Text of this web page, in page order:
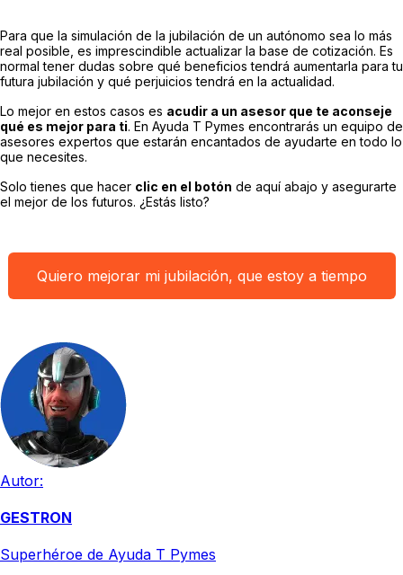
Para que la simulación de la jubilación de un autónomo sea lo más
real posible, es imprescindible actualizar la base de cotización. Es
normal tener dudas sobre qué beneficios tendrá aumentarla para tu
futura jubilación y qué perjuicios tendrá en la actualidad.
Lo mejor en estos casos es acudir a un asesor que te aconseje
qué es mejor para ti. En Ayuda T Pymes encontrarás un equipo de
asesores expertos que estarán encantados de ayudarte en todo lo
que necesites.
Solo tienes que hacer clic en el botón de aquí abajo y asegurarte
el mejor de los futuros. ¿Estás listo?
Quiero mejorar mi jubilación, que estoy a tiempo
Autor:
GESTRON
Superhéroe de Ayuda T Pymes